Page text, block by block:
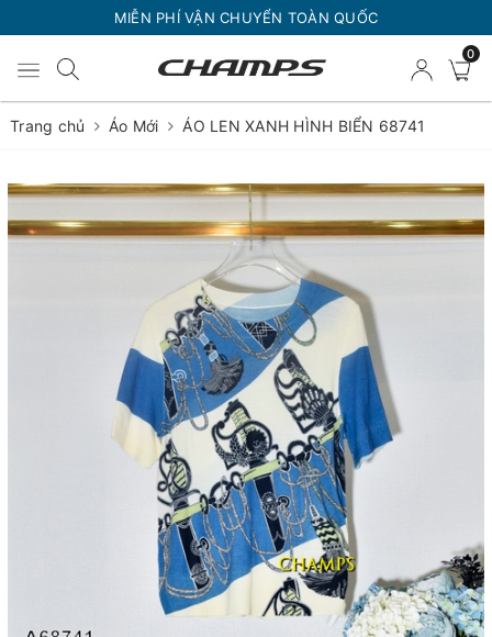
MIỄN PHÍ VẬN CHUYỂN TOÀN QUỐC
0
Trang chủ Áo Mới ÁO LEN XANH HÌNH BIỂN 68741